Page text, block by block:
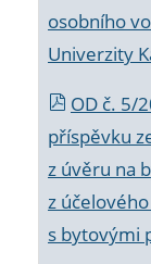
osobního
Univerzity
OD č. 5/
příspěvku
z úvěru na
z
s bytovými